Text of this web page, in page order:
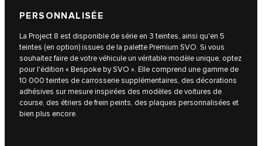
PERSONNALISÉE
La Project 8 est disponible de série en 3 teintes, ainsi qu'en 5
teintes (en option) issues de la palette Premium SVO. Si vous
souhaitez faire de votre véhicule un véritable modèle unique, optez
pour l'édition « Bespoke by SVO ». Elle comprend une gamme de
10 000 teintes de carrosserie supplémentaires, des décorations
adhésives sur mesure inspirées des modèles de voitures de
course, des étriers de frein peints, des plaques personnalisées et
bien plus encore.